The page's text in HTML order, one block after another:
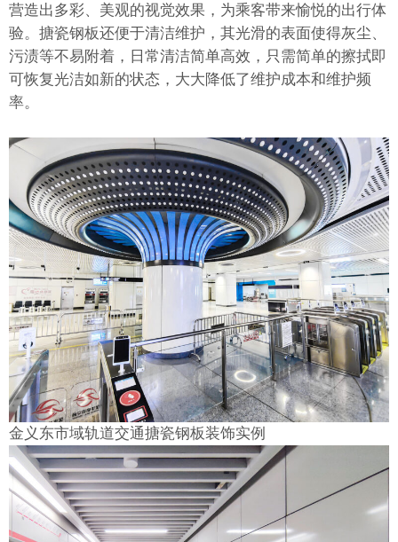
营造出多彩、美观的视觉效果，为乘客带来愉悦的出行体
验。搪瓷钢板还便于清洁维护，其光滑的表面使得灰尘、
污渍等不易附着，日常清洁简单高效，只需简单的擦拭即
可恢复光洁如新的状态，大大降低了维护成本和维护频
率。
金义东市域轨道交通搪瓷钢板装饰实例